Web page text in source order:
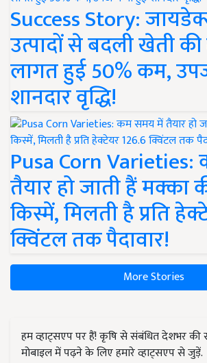
Success Story:
उत्पादों से बदली खेती की
लागत हुई 50% कम,
शानदार वृद्धि!
Pusa Corn
तैयार हो जाती हैं मक्का
किस्में, मिलती है प्रति
क्विंटल तक पैदावार!
More Stories
हम व्हाट्सएप पर हैं! कृषि से संबंधित देशभर
मोबाइल में पढ़ने के लिए हमारे व्हाट्सएप से जुड़ें.